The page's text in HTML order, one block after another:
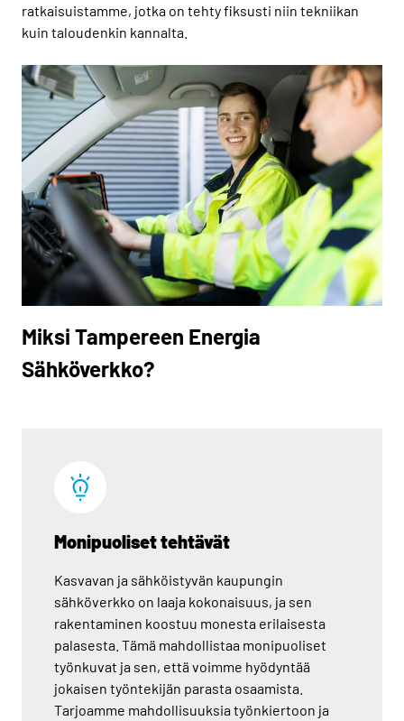
ratkaisuistamme, jotka on tehty fiksusti niin tekniikan
kuin taloudenkin kannalta.
Miksi Tampereen Energia
Sähköverkko?
Monipuoliset tehtävät
Kasvavan ja sähköistyvän kaupungin
sähköverkko on laaja kokonaisuus, ja sen
rakentaminen koostuu monesta erilaisesta
palasesta. Tämä mahdollistaa monipuoliset
työnkuvat ja sen, että voimme hyödyntää
jokaisen työntekijän parasta osaamista.
Tarjoamme mahdollisuuksia työnkiertoon ja